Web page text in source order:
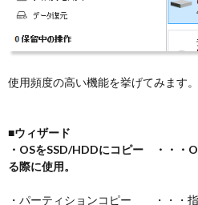
使用頻度の高い機能を挙げてみます。
■ウィザード
・OSをSSD/HDDにコピー ・・・
る際に使用。
・パーティションコピー ・・・指